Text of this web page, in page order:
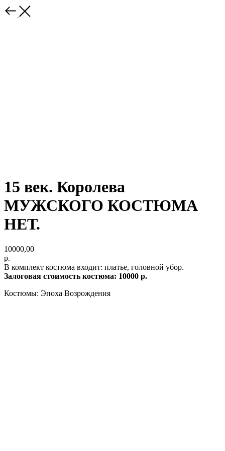
15 век. Королева
МУЖСКОГО КОСТЮМА
НЕТ.
10000,00
р.
В комплект костюма входит: платье, головной убор.
Залоговая стоимость костюма: 10000 р.
Костюмы: Эпоха Возрождения